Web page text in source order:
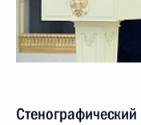
Стенографический